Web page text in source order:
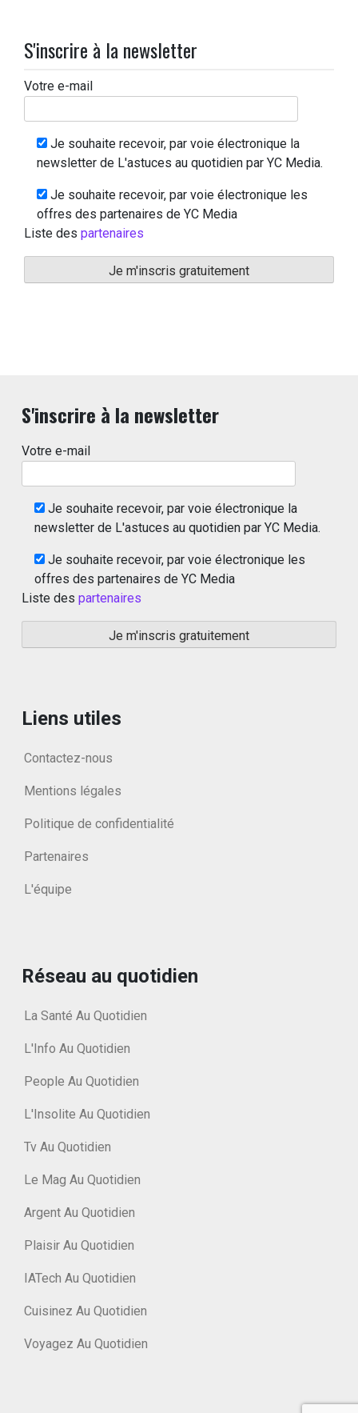
S'inscrire à la newsletter
Votre e-mail
Je souhaite recevoir, par voie électronique la
newsletter de L'astuces au quotidien par YC Media.
Je souhaite recevoir, par voie électronique les
offres des partenaires de YC Media
Liste des partenaires
S'inscrire à la newsletter
Votre e-mail
Je souhaite recevoir, par voie électronique la
newsletter de L'astuces au quotidien par YC Media.
Je souhaite recevoir, par voie électronique les
offres des partenaires de YC Media
Liste des partenaires
Liens utiles
Contactez-nous
Mentions légales
Politique de confidentialité
Partenaires
L'équipe
Réseau au quotidien
La Santé Au Quotidien
L'Info Au Quotidien
People Au Quotidien
L'Insolite Au Quotidien
Tv Au Quotidien
Le Mag Au Quotidien
Argent Au Quotidien
Plaisir Au Quotidien
IATech Au Quotidien
Cuisinez Au Quotidien
Voyagez Au Quotidien